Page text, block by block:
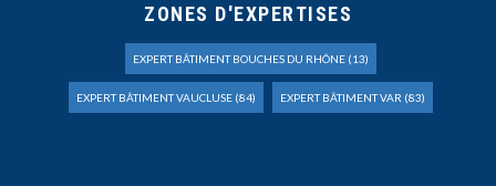
ZONES D'EXPERTISES
EXPERT BÂTIMENT BOUCHES DU RHÔNE (13)
EXPERT BÂTIMENT VAUCLUSE (84) EXPERT BÂTIMENT VAR (83)